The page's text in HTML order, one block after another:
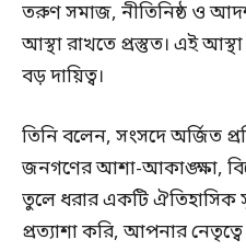
তরুণ সমাজ, নীতিনিষ্ঠ ও
আস্থা রাখতে প্রস্তুত। এই
বড় দায়িত্ব।
তিনি বলেন, সংসদে অর্জিত
জনগণের আশা-আকাঙ্ক্ষা,
তুলে ধরার একটি ঐতিহাসিক
প্রত্যাশা করি, আপনার